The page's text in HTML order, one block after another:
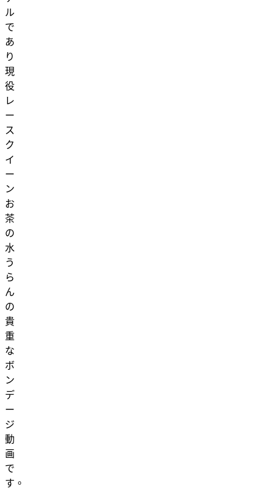
ル
で
あ
り
現
役
レ
ー
ス
ク
イ
ー
ン
お
茶
の
水
う
ら
ん
の
貴
重
な
ボ
ン
デ
ー
ジ
動
画
で
す。